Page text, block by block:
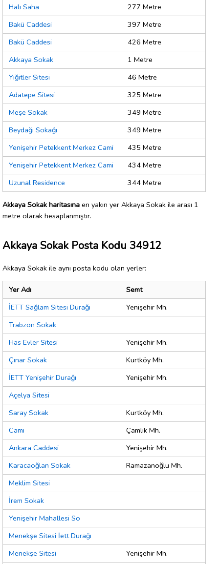
Halı Saha
277 Metre
Bakü Caddesi
397 Metre
Bakü Caddesi
426 Metre
Akkaya Sokak
1 Metre
Yiğitler Sitesi
46 Metre
Adatepe Sitesi
325 Metre
Meşe Sokak
349 Metre
Beydağı Sokağı
349 Metre
Yenişehir Petekkent Merkez Cami
435 Metre
Yenişehir Petekkent Merkez Cami
434 Metre
Uzunal Residence
344 Metre
Akkaya Sokak haritasına en yakın yer Akkaya Sokak ile arası 1
metre olarak hesaplanmıştır.
Akkaya Sokak Posta Kodu 34912
Akkaya Sokak ile aynı posta kodu olan yerler:
Yer Adı
Semt
İETT Sağlam Sitesi Durağı
Yenişehir Mh.
Trabzon Sokak
Has Evler Sitesi
Yenişehir Mh.
Çınar Sokak
Kurtköy Mh.
İETT Yenişehir Durağı
Yenişehir Mh.
Açelya Sitesi
Saray Sokak
Kurtköy Mh.
Cami
Çamlık Mh.
Ankara Caddesi
Yenişehir Mh.
Karacaoğlan Sokak
Ramazanoğlu Mh.
Meklim Sitesi
İrem Sokak
Yenişehir Mahallesi So
Menekşe Sitesi İett Durağı
Menekşe Sitesi
Yenişehir Mh.